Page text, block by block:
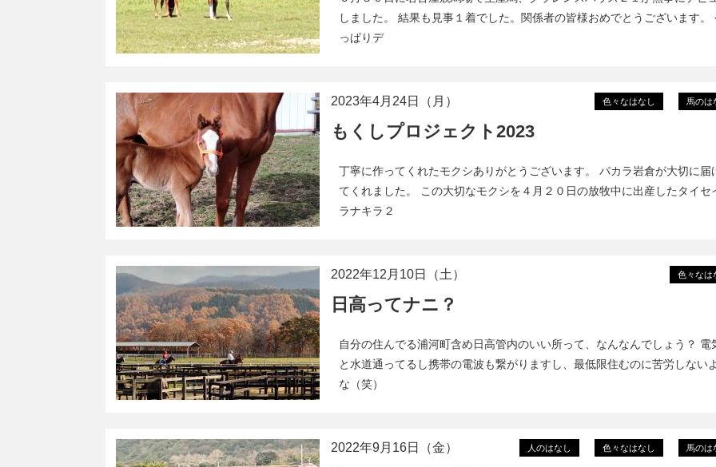
しました。 結果も見事１着でした。関係者の皆様おめでとうございます。
っぱりデ
色々なはなし 馬のは
2023年4月24日（月）
もくしプロジェクト2023
丁寧に作ってくれたモクシありがとうございます。 パカラ岩倉が大切に届
てくれました。 この大切なモクシを４月２０日の放牧中に出産したタイセ
ラナキラ２
色々なは
2022年12月10日（土）
日高ってナニ？
自分の住んでる浦河町含め日高管内のいい所って、なんなんでしょう？ 電
と水道通ってるし携帯の電波も繋がりますし、最低限住むのに苦労しない
な（笑）
人のはなし 色々なはなし 馬のは
2022年9月16日（金）